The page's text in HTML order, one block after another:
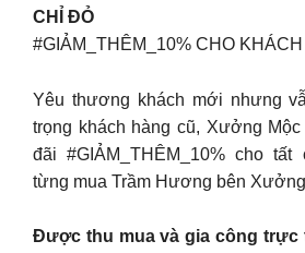
CHỈ ĐỎ
#GIẢM_THÊM_10% CHO
Yêu thương khách mới nhưng
trọng khách hàng cũ, Xưởng
đãi #GIẢM_THÊM_10% cho
từng mua Trầm Hương bên
Được thu mua và gia công trực